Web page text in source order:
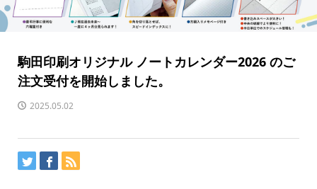
駒田印刷オリジナル ノートカレンダー2026 のご
注文受付を開始しました。
2025.05.02